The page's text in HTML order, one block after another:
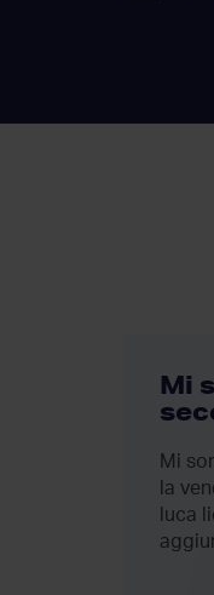
Mi
Mi
la
luca